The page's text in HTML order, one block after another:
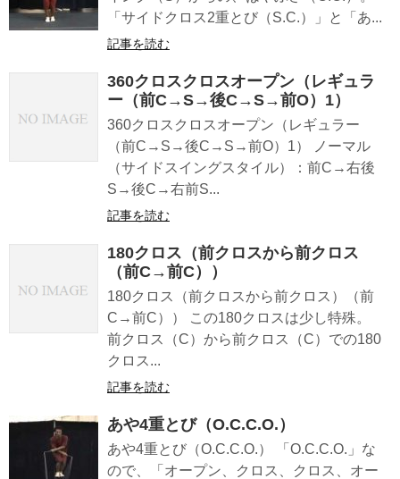
「サイドクロス2重とび（S.C.）」と「あ...
記事を読む
360クロスクロスオープン（レギュラ
ー（前C→S→後C→S→前O）1）
360クロスクロスオープン（レギュラー
（前C→S→後C→S→前O）1） ノーマル
（サイドスイングスタイル）：前C→右後
S→後C→右前S...
記事を読む
180クロス（前クロスから前クロス
（前C→前C））
180クロス（前クロスから前クロス）（前
C→前C）） この180クロスは少し特殊。
前クロス（C）から前クロス（C）での180
クロス...
記事を読む
あや4重とび（O.C.C.O.）
あや4重とび（O.C.C.O.） 「O.C.C.O.」な
ので、「オープン、クロス、クロス、オー